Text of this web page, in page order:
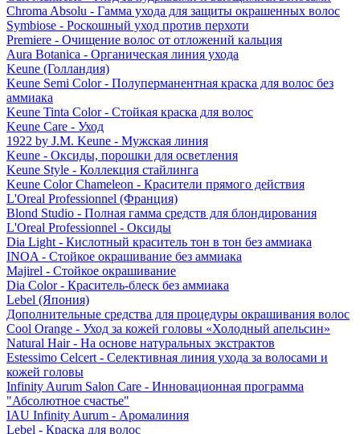
Chroma Absolu - Гамма ухода для защиты окрашенных волос
Symbiose - Роскошный уход против перхоти
Premiere - Очищение волос от отложений кальция
Aura Botanica - Органическая линия ухода
Keune (Голландия)
Keune Semi Color - Полуперманентная краска для волос без
аммиака
Keune Tinta Color - Стойкая краска для волос
Keune Care - Уход
1922 by J.M. Keune - Мужская линия
Keune - Оксиды, порошки для осветления
Keune Style - Коллекция стайлинга
Keune Color Chameleon - Красители прямого действия
L'Oreal Professionnel (Франция)
Blond Studio - Полная гамма средств для блондирования
L'Oreal Professionnel - Оксиды
Dia Light - Кислотный краситель тон в тон без аммиака
INOA - Стойкое окрашивание без аммиака
Majirel - Стойкое окрашивание
Dia Color - Краситель-блеск без аммиака
Lebel (Япония)
Дополнительные средства для процедуры окрашивания волос
Cool Orange - Уход за кожей головы «Холодный апельсин»
Natural Hair - На основе натуральных экстрактов
Estessimo Celcert - Селективная линия ухода за волосами и
кожей головы
Infinity Aurum Salon Care - Инновационная программа
"Абсолютное счастье"
IAU Infinity Aurum - Аромалиния
Lebel - Краска для волос